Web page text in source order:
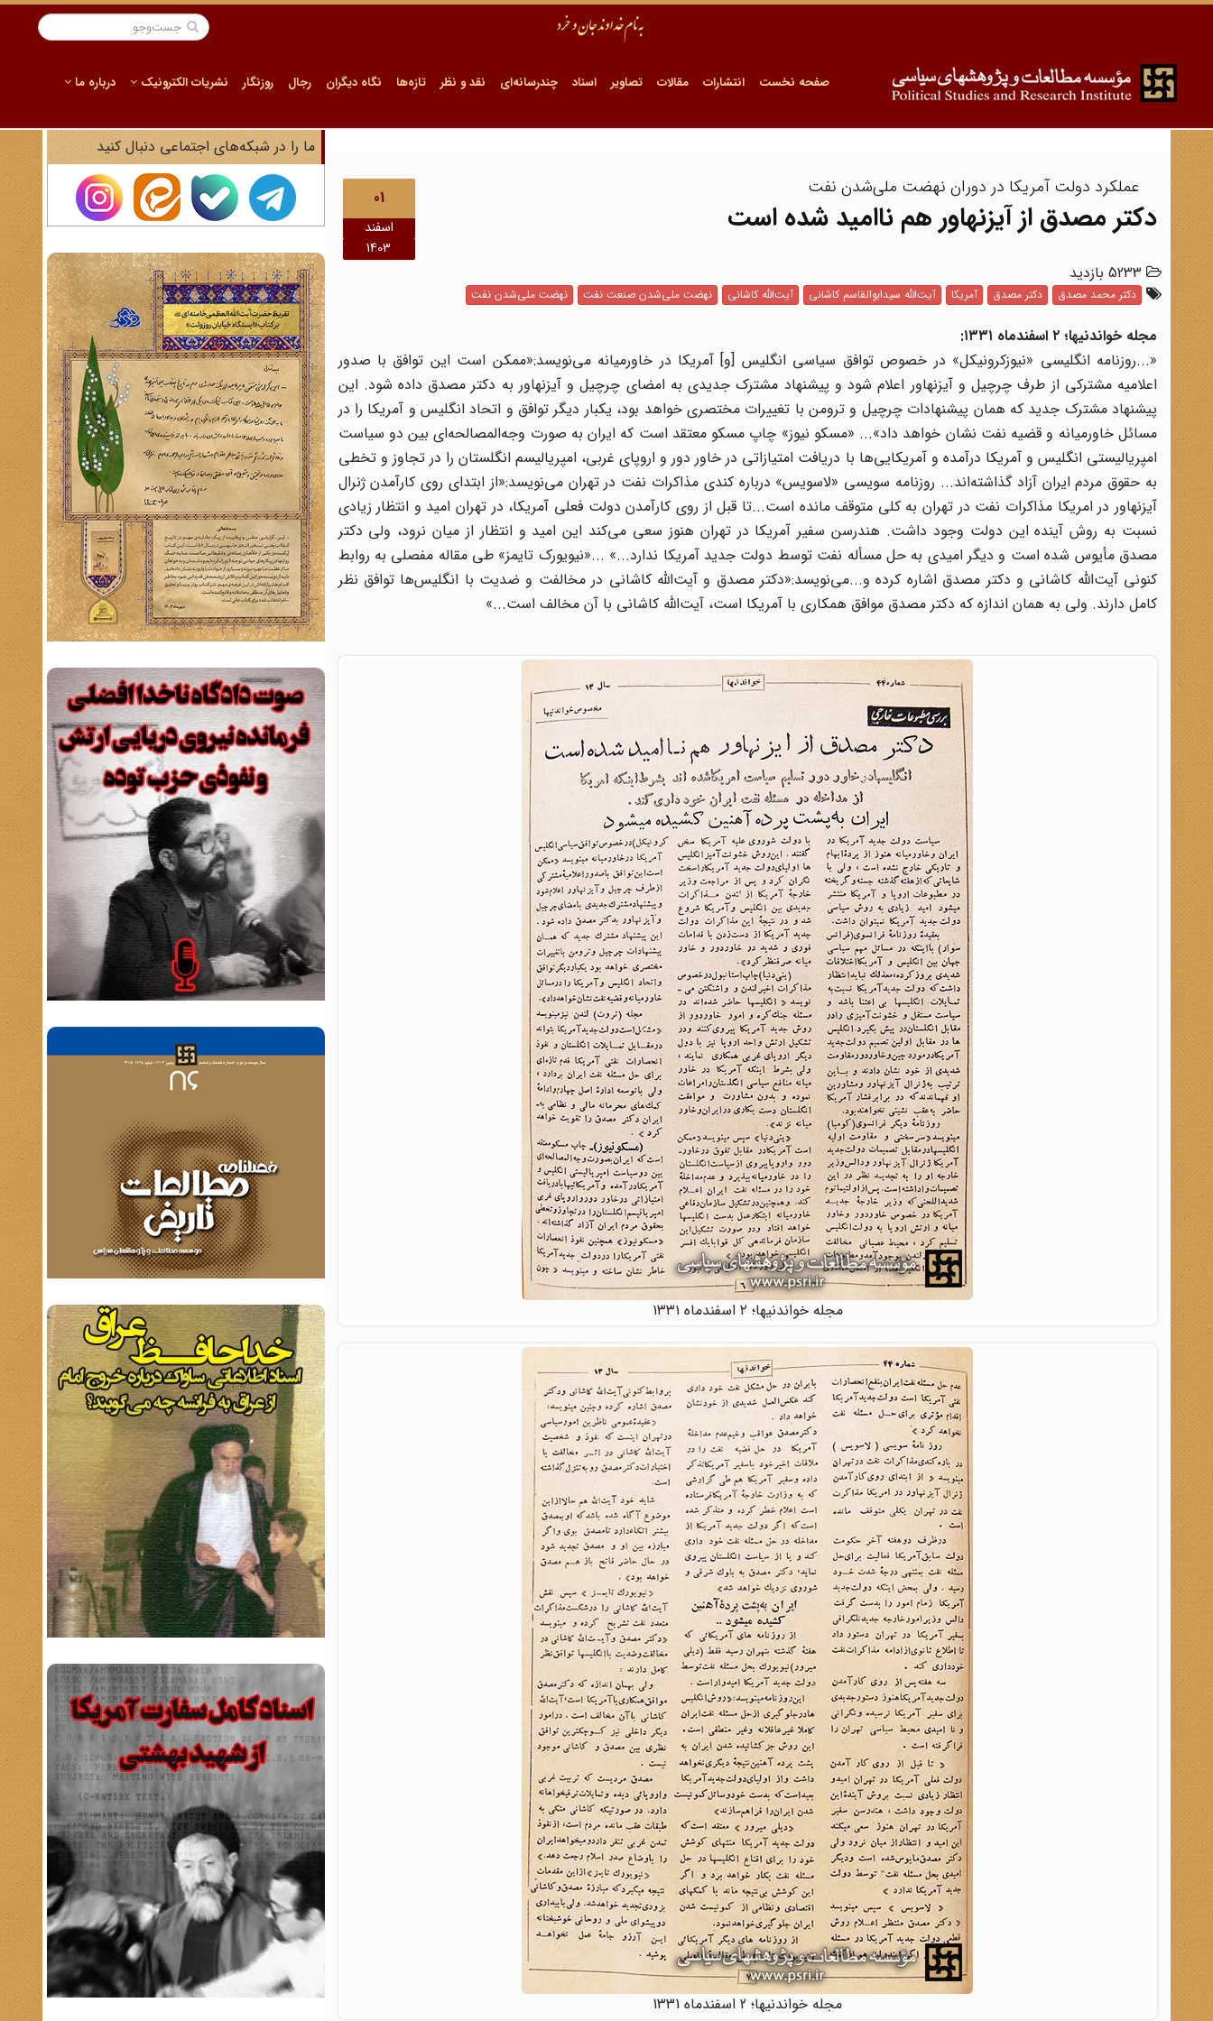
صفحه نخست انتشارات مقالات تصاویر اسناد چندرسانه‌ای نقد و نظر تازه‌ها نگاه دیگران رجال روزنگار نشریات الکترونیک درباره ما
01
اسفند
1403
عملکرد دولت آمریکا در دوران نهضت ملی‌شدن نفت
دکتر مصدق از آیزنهاور هم ناامید شده است
دکتر محمد مصدق دکتر مصدق آمریکا آیت‌الله سیدابوالقاسم کاشانی آیت‌الله کاشانی نهضت ملی‌شدن صنعت نفت نهضت ملی‌شدن نفت
مجله خواندنیها؛ ۲ اسفندماه ۱۳۳۱:
«...روزنامه انگلیسی «نیوزکرونیکل» در خصوص توافق سیاسی انگلیس [و] آمریکا در خاورمیانه می‌نویسد:«ممکن است این توافق با صدور
اعلامیه مشترکی از طرف چرچیل و آیزنهاور اعلام شود و پیشنهاد مشترک جدیدی به امضای چرچیل و آیزنهاور به دکتر مصدق داده شود. این
پیشنهاد مشترک جدید که همان پیشنهادات چرچیل و ترومن با تغییرات مختصری خواهد بود، یکبار دیگر توافق و اتحاد انگلیس و آمریکا را در
مسائل خاورمیانه و قضیه نفت نشان خواهد داد»... «مسکو نیوز» چاپ مسکو معتقد است که ایران به صورت و‌جه‌المصالحه‌ای بین دو سیاست
امپریالیستی انگلیس و آمریکا درآمده و آمریکایی‌ها با دریافت امتیازاتی در خاور دور و اروپای غربی، امپریالیسم انگلستان را در تجاوز و تخطی
به حقوق مردم ایران آزاد گذاشته‌اند... روزنامه سویسی «لاسویس» درباره کندی مذاکرات نفت در تهران می‌نویسد:«از ابتدای روی کارآمدن ژنرال
آیزنهاور در امریکا مذاکرات نفت در تهران به کلی متوقف مانده است...تا قبل از روی کارآمدن دولت فعلی آمریکا، در تهران امید و انتظار زیادی
نسبت به روش آینده این دولت وجود داشت. هندرسن سفیر آمریکا در تهران هنوز سعی می‌کند این امید و انتظار از میان نرود، ولی دکتر
مصدق مأیوس شده است و دیگر امیدی به حل مسأله نفت توسط دولت جدید آمریکا ندارد...» ...«نیویورک تایمز» طی مقاله مفصلی به روابط
کنونی آیت‌الله کاشانی و دکتر مصدق اشاره کرده و...می‌نویسد:«دکتر مصدق و آیت‌الله کاشانی در مخالفت و ضدیت با انگلیس‌ها توافق نظر
کامل دارند. ولی به همان اندازه که دکتر مصدق موافق همکاری با آمریکا است، آیت‌الله کاشانی با آن مخالف است...»
مجله خواندنیها؛ ۲ اسفندماه ۱۳۳۱
مجله خواندنیها؛ 2 اسفندماه 1331
ما را در شبکه‌های اجتماعی دنبال کنید